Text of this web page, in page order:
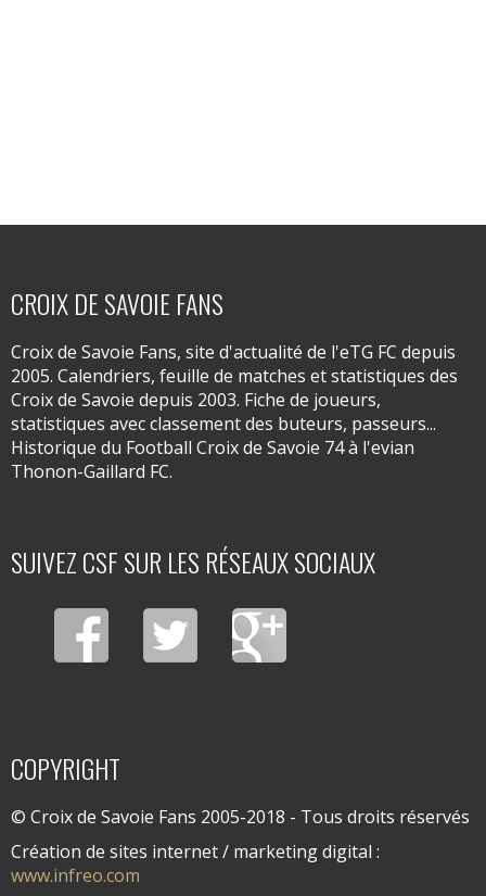
CROIX DE SAVOIE FANS
Croix de Savoie Fans, site d'actualité de l'eTG FC depuis
2005. Calendriers, feuille de matches et statistiques des
Croix de Savoie depuis 2003. Fiche de joueurs,
statistiques avec classement des buteurs, passeurs...
Historique du Football Croix de Savoie 74 à l'evian
Thonon-Gaillard FC.
SUIVEZ CSF SUR LES RÉSEAUX SOCIAUX
COPYRIGHT
© Croix de Savoie Fans 2005-2018 - Tous droits réservés
Création de sites internet / marketing digital :
www.infreo.com